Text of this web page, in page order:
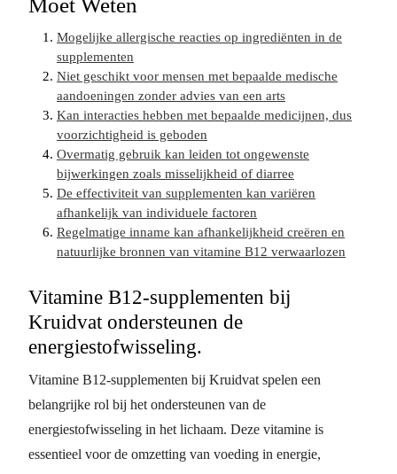
Moet Weten
Mogelijke allergische reacties op ingrediënten in de
supplementen
Niet geschikt voor mensen met bepaalde medische
aandoeningen zonder advies van een arts
Kan interacties hebben met bepaalde medicijnen, dus
voorzichtigheid is geboden
Overmatig gebruik kan leiden tot ongewenste
bijwerkingen zoals misselijkheid of diarree
De effectiviteit van supplementen kan variëren
afhankelijk van individuele factoren
Regelmatige inname kan afhankelijkheid creëren en
natuurlijke bronnen van vitamine B12 verwaarlozen
Vitamine B12-supplementen bij
Kruidvat ondersteunen de
energiestofwisseling.
Vitamine B12-supplementen bij Kruidvat spelen een
belangrijke rol bij het ondersteunen van de
energiestofwisseling in het lichaam. Deze vitamine is
essentieel voor de omzetting van voeding in energie,